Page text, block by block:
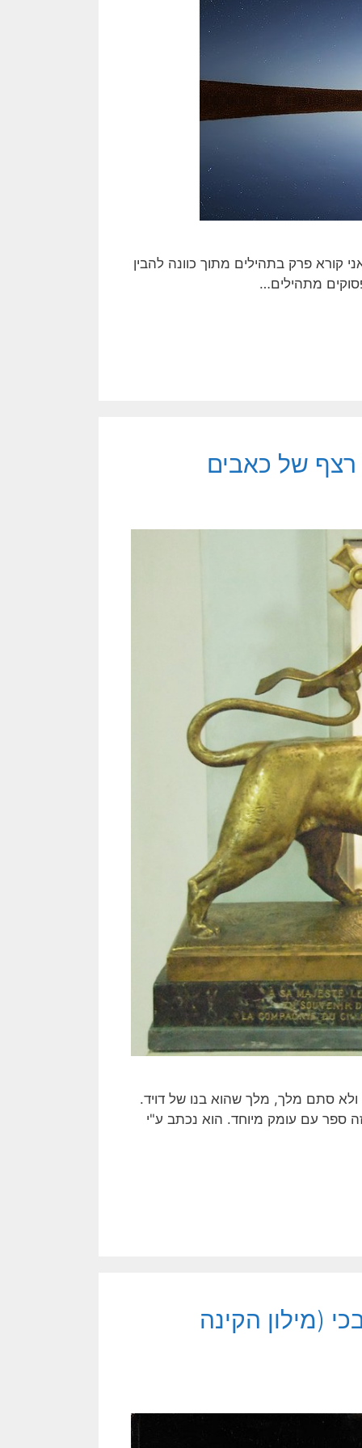
פרק בתהילים מתוך כוונה להבין
מתהילים…
רצף של כאבים
סתם מלך, מלך שהוא בנו של דויד.
ספר עם עומק מיוחד. הוא נכתב ע"י
(מילון הקינה